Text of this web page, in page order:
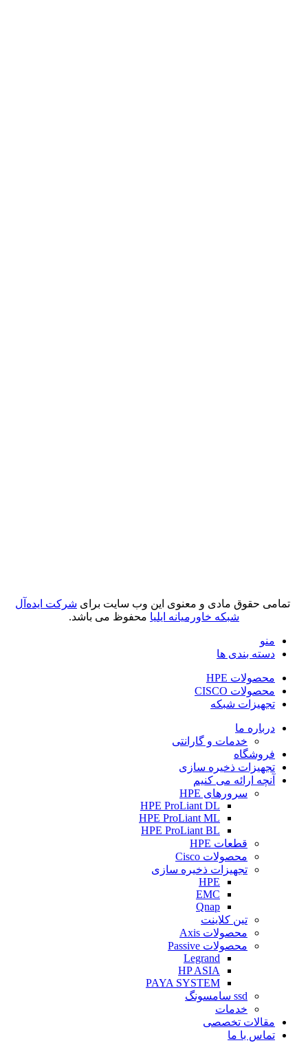
تمامی حقوق مادی و معنوی این وب سایت برای شرکت ایده‌آل
شبکه خاورمیانه ایلیا محفوظ می باشد.
منو
دسته بندی ها
محصولات HPE
محصولات CISCO
تجهیزات شبکه
درباره ما
خدمات و گارانتی
فروشگاه
تجهیزات ذخیره سازی
آنچه ارائه می کنیم
سرورهای HPE
HPE ProLiant DL
HPE ProLiant ML
HPE ProLiant BL
قطعات HPE
محصولات Cisco
تجهیزات ذخیره سازی
HPE
EMC
Qnap
تین کلاینت
محصولات Axis
محصولات Passive
Legrand
HP ASIA
PAYA SYSTEM
ssd سامسونگ
خدمات
مقالات تخصصی
تماس با ما